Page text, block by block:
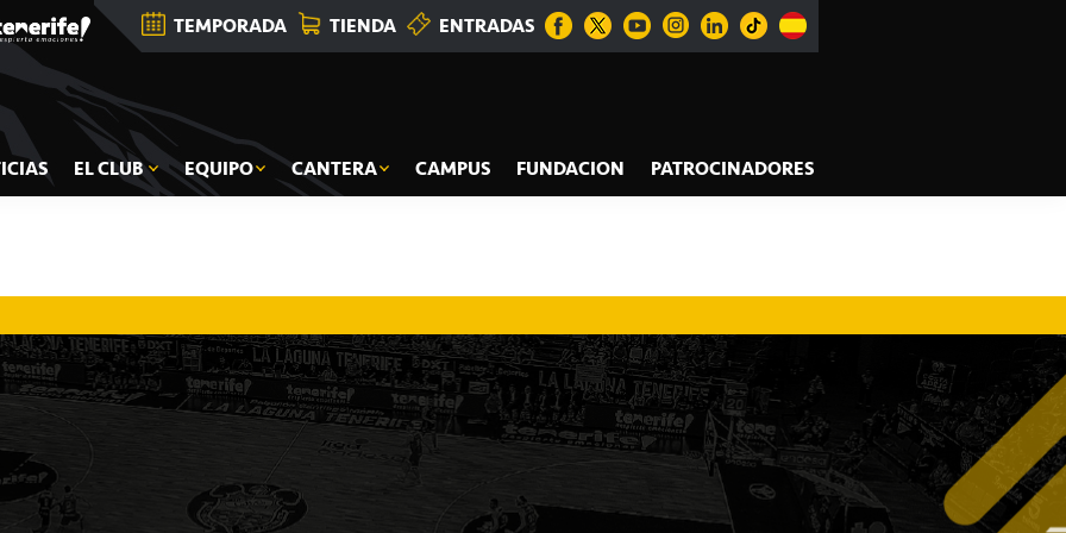
TEMPORADA TIENDA ENTRADAS
EL CLUB EQUIPO CANTERA CAMPUS FUNDACION
PATROCINADORES